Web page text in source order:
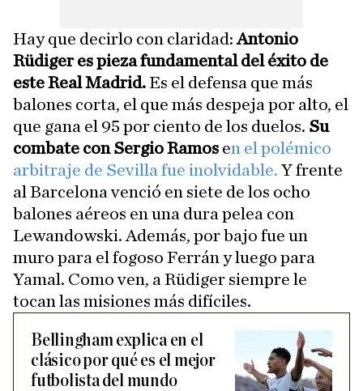
Hay que decirlo con claridad:Antonio
Rüdiger es pieza fundamental del éxito de
este Real Madrid.Es el defensa que más
balones corta, el que más despeja por alto, el
que gana el 95 por ciento de los duelos. Su
combate con Sergio Ramos en el polémico
arbitraje de Sevilla fue inolvidable. Y frente
al Barcelona venció en siete de los ocho
balones aéreos en una dura pelea con
Lewandowski. Además, por bajo fue un
muro para el fogoso Ferrán y luego para
Yamal. Como ven, a Rüdiger siempre le
tocan las misiones más difíciles.
Bellingham explica en el
clásico por qué es el mejor
futbolista del mundo